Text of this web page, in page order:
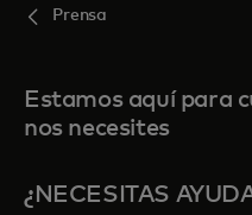
Prensa
Estamos aquí para
nos necesites
¿NECESITAS